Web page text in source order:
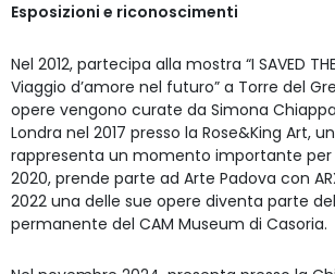
Esposizioni e riconoscimenti
Nel 2012, partecipa alla mostra “I SAVED THE
Viaggio d’amore nel futuro” a Torre del
opere vengono curate da Simona
Londra nel 2017 presso la Rose&King Art,
rappresenta un momento importante per
2020, prende parte ad Arte Padova con
2022 una delle sue opere diventa parte
permanente del CAM Museum di Casoria.